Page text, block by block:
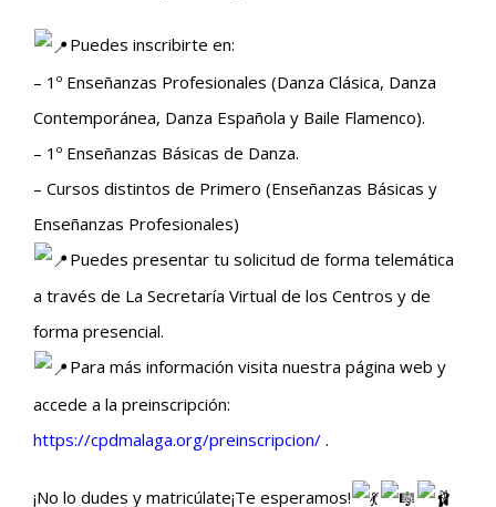
Puedes inscribirte en:
– 1º Enseñanzas Profesionales (Danza Clásica, Danza
Contemporánea, Danza Española y Baile Flamenco).
– 1º Enseñanzas Básicas de Danza.
– Cursos distintos de Primero (Enseñanzas Básicas y
Enseñanzas Profesionales)
Puedes presentar tu solicitud de forma telemática
a través de La Secretaría Virtual de los Centros y de
forma presencial.
Para más información visita nuestra página web y
accede a la preinscripción:
https://cpdmalaga.org/preinscripcion/ .
¡No lo dudes y matricúlate¡Te esperamos!